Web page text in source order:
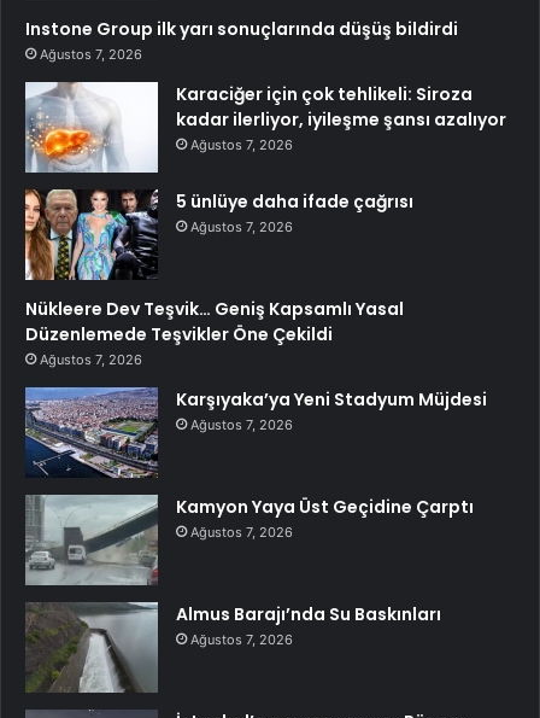
Instone Group ilk yarı sonuçlarında düşüş bildirdi
Ağustos 7, 2026
Karaciğer için çok tehlikeli: Siroza
kadar ilerliyor, iyileşme şansı azalıyor
Ağustos 7, 2026
5 ünlüye daha ifade çağrısı
Ağustos 7, 2026
Nükleere Dev Teşvik… Geniş Kapsamlı Yasal
Düzenlemede Teşvikler Öne Çekildi
Ağustos 7, 2026
Karşıyaka’ya Yeni Stadyum Müjdesi
Ağustos 7, 2026
Kamyon Yaya Üst Geçidine Çarptı
Ağustos 7, 2026
Almus Barajı’nda Su Baskınları
Ağustos 7, 2026